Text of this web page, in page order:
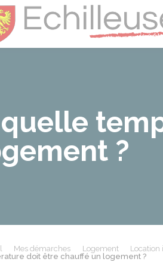
?
Mes démarches Logement
doit être chauffé un logement ?